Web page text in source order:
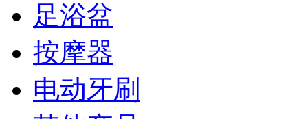
足浴盆
按摩器
电动牙刷